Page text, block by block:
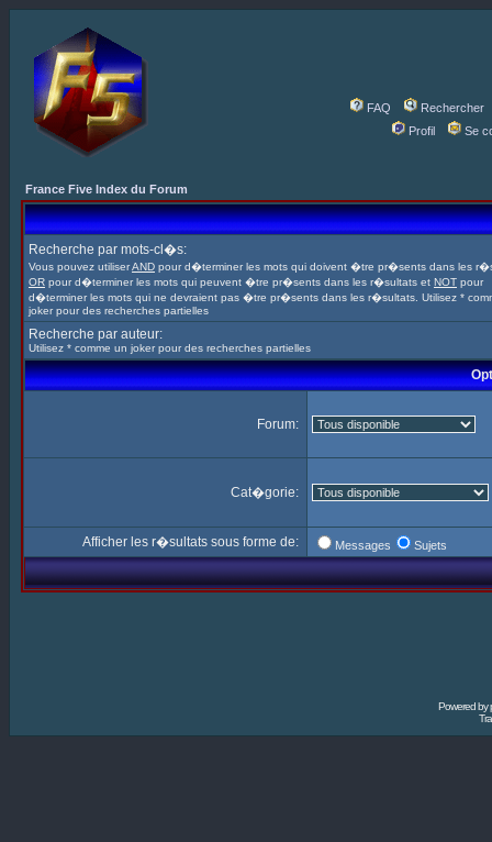
FAQ
Rechercher
Profil
Se
France Five Index du Forum
Recherche par mots-cl�s:
Vous pouvez utiliserAND pour d�terminer les mots qui doivent �tre pr�sents dans les
OR pour d�terminer les mots qui peuvent �tre pr�sents dans les r�sultats et NOT pour
d�terminer les mots qui ne devraient pas �tre pr�sents dans les r�sultats. Utilisez *
joker pour des recherches partielles
Recherche par auteur:
Utilisez * comme un joker pour des recherches partielles
Forum:
Cat�gorie:
Afficher les r�sultats sous forme de: Messages Sujets
Powered by